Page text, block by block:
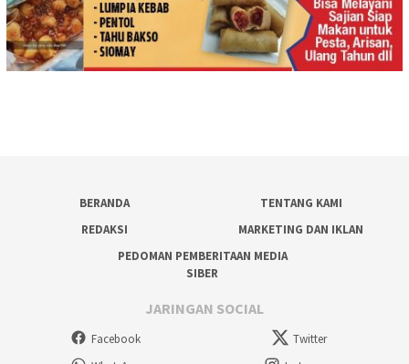
BERANDA
TENTANG KAMI
REDAKSI
MARKETING DAN IKLAN
PEDOMAN PEMBERITAAN MEDIA
SIBER
JARINGAN SOCIAL
Facebook
Twitter